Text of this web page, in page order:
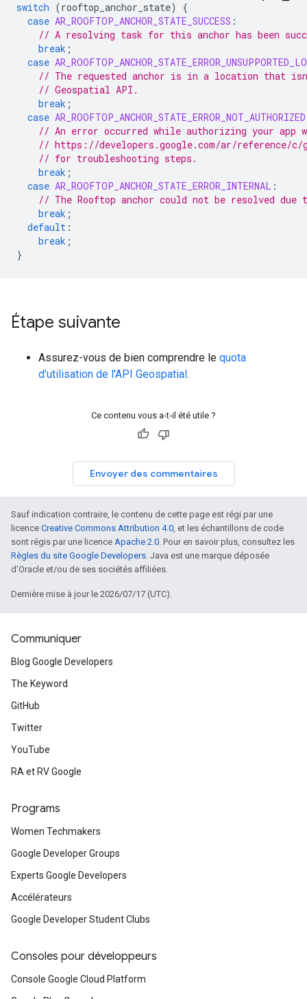
switch (rooftop_anchor_state)
{
case AR_ROOFTOP_ANCHOR_STATE_SUCCESS :
// A resolving task for this anchor has been
break ;
case
// The requested anchor is in a location that
// Geospatial API.
break ;
case AR_ROOFTOP_ANCHOR_STATE_ERROR_NOT_AUTHORIZED
// An error occurred while authorizing your app
// https://developers.google.com/ar/reference/c/group/
// for troubleshooting steps.
break ;
case AR_ROOFTOP_ANCHOR_STATE_ERROR_INTERNAL :
// The Rooftop anchor could not be resolved
break ;
default :
break ;
}
Étape suivante
Assurez-vous de bien comprendre le quota
d'utilisation de l'API Geospatial .
Ce contenu vous a-t-il été utile ?
Envoyer des commentaires
Sauf indication contraire, le contenu de cette page est régi par une
licence Creative Commons Attribution 4.0, et les échantillons de code
sont régis par une licence Apache 2.0. Pour en savoir plus, consultez les
Règles du site Google Developers. Java est une marque déposée
d'Oracle et/ou de ses sociétés affiliées.
Dernière mise à jour le 2026/07/17 (UTC).
Communiquer
Blog Google Developers
The Keyword
GitHub
Twitter
YouTube
RA et RV Google
Programs
Women Techmakers
Google Developer Groups
Experts Google Developers
Accélérateurs
Google Developer Student Clubs
Consoles pour développeurs
Console Google Cloud Platform